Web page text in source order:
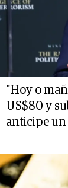
"Hoy o
US$80 y
anticipe